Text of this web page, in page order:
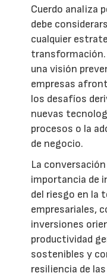
Cuerdo analiza
debe
cualquier
una visión
empresas
los desafíos
nuevas
procesos o la
de negocio.
La
importancia de
del riesgo en la
empresariales,
inversiones
productividad
sostenibles y
resiliencia de